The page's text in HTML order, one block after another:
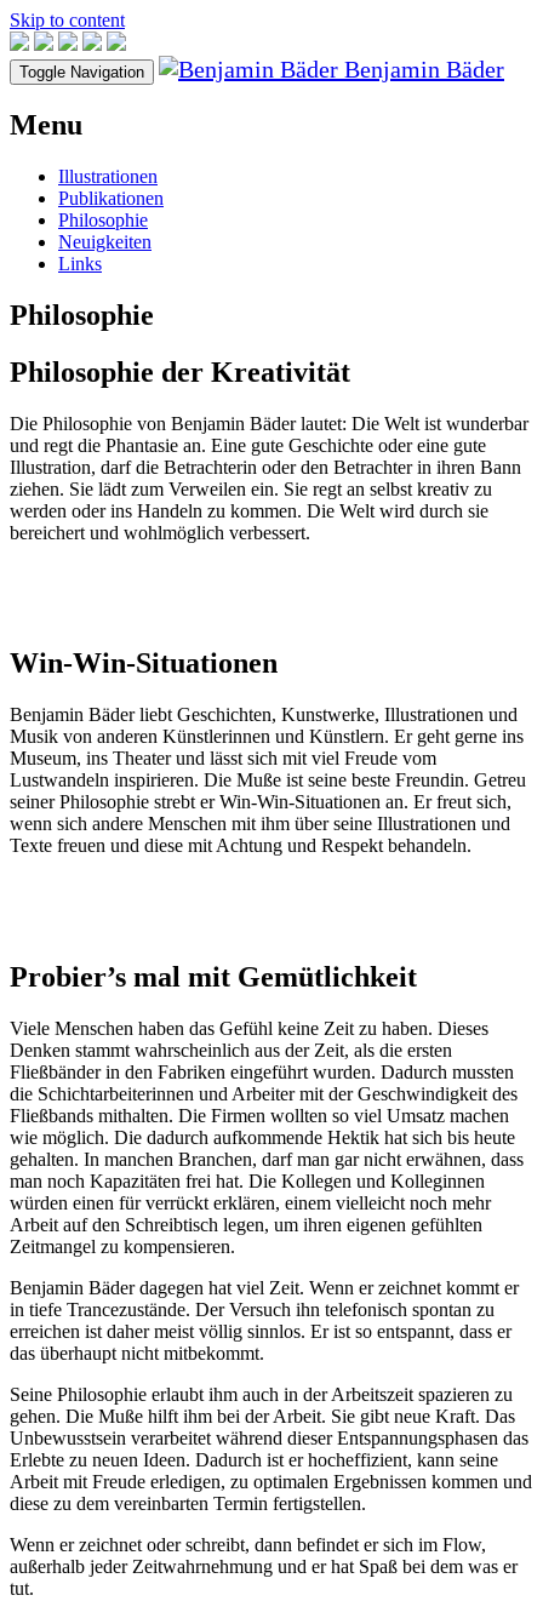
Skip to content
Toggle Navigation Benjamin Bäder
Menu
Illustrationen
Publikationen
Philosophie
Neuigkeiten
Links
Philosophie
Philosophie der Kreativität
Die Philosophie von Benjamin Bäder lautet: Die Welt ist wunderbar
und regt die Phantasie an. Eine gute Geschichte oder eine gute
Illustration, darf die Betrachterin oder den Betrachter in ihren Bann
ziehen. Sie lädt zum Verweilen ein. Sie regt an selbst kreativ zu
werden oder ins Handeln zu kommen. Die Welt wird durch sie
bereichert und wohlmöglich verbessert.
Win-Win-Situationen
Benjamin Bäder liebt Geschichten, Kunstwerke, Illustrationen und
Musik von anderen Künstlerinnen und Künstlern. Er geht gerne ins
Museum, ins Theater und lässt sich mit viel Freude vom
Lustwandeln inspirieren. Die Muße ist seine beste Freundin. Getreu
seiner Philosophie strebt er Win-Win-Situationen an. Er freut sich,
wenn sich andere Menschen mit ihm über seine Illustrationen und
Texte freuen und diese mit Achtung und Respekt behandeln.
Probier’s mal mit Gemütlichkeit
Viele Menschen haben das Gefühl keine Zeit zu haben. Dieses
Denken stammt wahrscheinlich aus der Zeit, als die ersten
Fließbänder in den Fabriken eingeführt wurden. Dadurch mussten
die Schichtarbeiterinnen und Arbeiter mit der Geschwindigkeit des
Fließbands mithalten. Die Firmen wollten so viel Umsatz machen
wie möglich. Die dadurch aufkommende Hektik hat sich bis heute
gehalten. In manchen Branchen, darf man gar nicht erwähnen, dass
man noch Kapazitäten frei hat. Die Kollegen und Kolleginnen
würden einen für verrückt erklären, einem vielleicht noch mehr
Arbeit auf den Schreibtisch legen, um ihren eigenen gefühlten
Zeitmangel zu kompensieren.
Benjamin Bäder dagegen hat viel Zeit. Wenn er zeichnet kommt er
in tiefe Trancezustände. Der Versuch ihn telefonisch spontan zu
erreichen ist daher meist völlig sinnlos. Er ist so entspannt, dass er
das überhaupt nicht mitbekommt.
Seine Philosophie erlaubt ihm auch in der Arbeitszeit spazieren zu
gehen. Die Muße hilft ihm bei der Arbeit. Sie gibt neue Kraft. Das
Unbewusstsein verarbeitet während dieser Entspannungsphasen das
Erlebte zu neuen Ideen. Dadurch ist er hocheffizient, kann seine
Arbeit mit Freude erledigen, zu optimalen Ergebnissen kommen und
diese zu dem vereinbarten Termin fertigstellen.
Wenn er zeichnet oder schreibt, dann befindet er sich im Flow,
außerhalb jeder Zeitwahrnehmung und er hat Spaß bei dem was er
tut.